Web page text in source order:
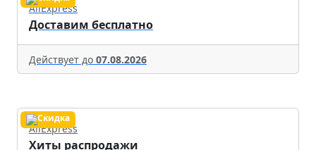
AliExpress
Доставим бесплатно
Действует до 07.08.2026
AliExpress
Хиты распродажи